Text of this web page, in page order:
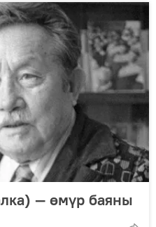
— өмүр баяны